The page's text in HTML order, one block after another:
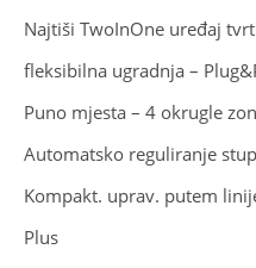
Najtiši TwoInOne uređaj
fleksibilna ugradnja –
Puno mjesta – 4 okrugle
Automatsko reguliranje
Kompakt. uprav. putem
Plus